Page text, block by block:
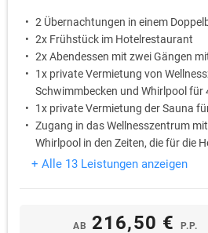
2 Übernachtungen in einem
2x Frühstück im Hotelrestaurant
2x Abendessen mit zwei Gängen
1x private Vermietung von
Schwimmbecken und Whirlpool für
1x private Vermietung der Sauna
Zugang in das Wellnesszentrum
Whirlpool in den Zeiten, die für die
+ Alle 13 Leistungen anzeigen
AB 216,50 € P.P.